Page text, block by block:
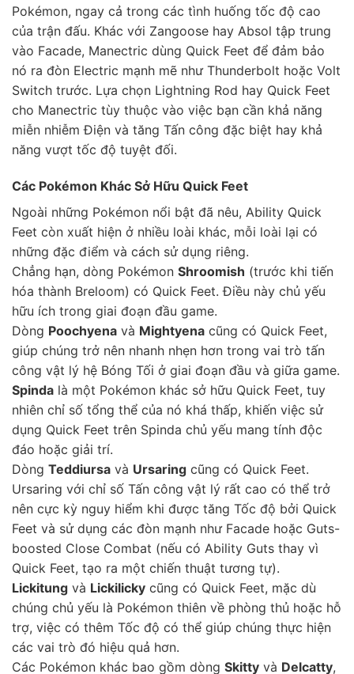
Pokémon, ngay cả trong các tình huống tốc độ cao
của trận đấu. Khác với Zangoose hay Absol tập trung
vào Facade, Manectric dùng Quick Feet để đảm bảo
nó ra đòn Electric mạnh mẽ như Thunderbolt hoặc Volt
Switch trước. Lựa chọn Lightning Rod hay Quick Feet
cho Manectric tùy thuộc vào việc bạn cần khả năng
miễn nhiễm Điện và tăng Tấn công đặc biệt hay khả
năng vượt tốc độ tuyệt đối.
Các Pokémon Khác Sở Hữu Quick Feet
Ngoài những Pokémon nổi bật đã nêu, Ability Quick
Feet còn xuất hiện ở nhiều loài khác, mỗi loài lại có
những đặc điểm và cách sử dụng riêng.
Chẳng hạn, dòng Pokémon Shroomish (trước khi tiến
hóa thành Breloom) có Quick Feet. Điều này chủ yếu
hữu ích trong giai đoạn đầu game.
Dòng Poochyena và Mightyena cũng có Quick Feet,
giúp chúng trở nên nhanh nhẹn hơn trong vai trò tấn
công vật lý hệ Bóng Tối ở giai đoạn đầu và giữa game.
Spinda là một Pokémon khác sở hữu Quick Feet, tuy
nhiên chỉ số tổng thể của nó khá thấp, khiến việc sử
dụng Quick Feet trên Spinda chủ yếu mang tính độc
đáo hoặc giải trí.
Dòng Teddiursa và Ursaring cũng có Quick Feet.
Ursaring với chỉ số Tấn công vật lý rất cao có thể trở
nên cực kỳ nguy hiểm khi được tăng Tốc độ bởi Quick
Feet và sử dụng các đòn mạnh như Facade hoặc Guts-
boosted Close Combat (nếu có Ability Guts thay vì
Quick Feet, tạo ra một chiến thuật tương tự).
Lickitung và Lickilicky cũng có Quick Feet, mặc dù
chúng chủ yếu là Pokémon thiên về phòng thủ hoặc hỗ
trợ, việc có thêm Tốc độ có thể giúp chúng thực hiện
các vai trò đó hiệu quả hơn.
Các Pokémon khác bao gồm dòng Skitty và Delcatty,